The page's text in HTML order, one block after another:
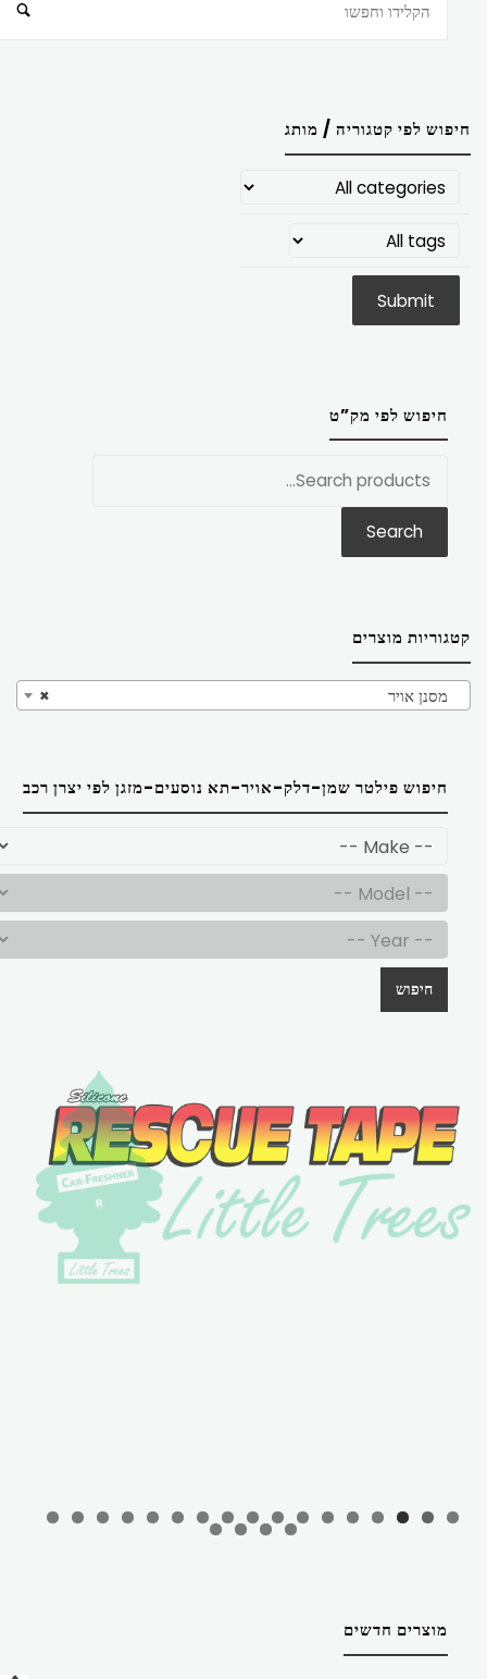
חיפוש לפי קטגוריה / מותג
חיפוש לפי מק”ט
Search
קטגוריות מוצרים
× מסנן אויר
חיפוש פילטר שמן-דלק-אויר-תא נוסעים-מזגן לפי יצרן רכב
חיפוש
מוצרים חדשים